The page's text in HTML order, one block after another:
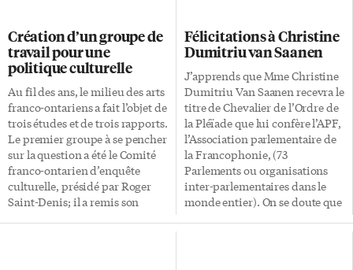
transition entre l’école et le
milieu du travail en situation
francophone minoritaire. La
rencontre a débuté par un panel
intitulé Les défis de vivre et
travailler en français à Toronto.
Fabienne Breton de
Programmes Entreprises […]
pénètre dans la dense forêt de
cet album, de ne pas
comprendre ce qui hérisse ces
mauvaises langues. Mais sa
démarche est-elle répréhensible
pour autant? Après tout, […]
Création d’un groupe de
travail pour une
politique culturelle
Au fil des ans, le milieu des arts
franco-ontariens a fait l’objet de
trois études et de trois rapports.
Le premier groupe à se pencher
sur la question a été le Comité
franco-ontarien d’enquête
culturelle, présidé par Roger
Saint-Denis; il a remis son
Félicitations à Christine
Dumitriu van Saanen
J’apprends que Mme Christine
Dumitriu Van Saanen recevra le
titre de Chevalier de l’Ordre de
la Pléïade que lui confère l’APF,
l’Association parlementaire de
la Francophonie, (73
Parlements ou organisations
inter-parlementaires dans le
monde entier). On se doute que